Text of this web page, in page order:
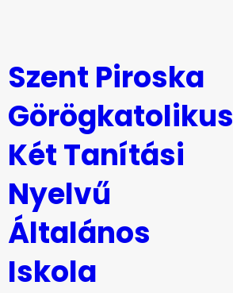
Szent Piroska
Görögkatolikus
Két Tanítási
Nyelvű
Általános
Iskola